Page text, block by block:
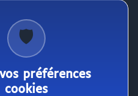
🛡️
préférences
cookies